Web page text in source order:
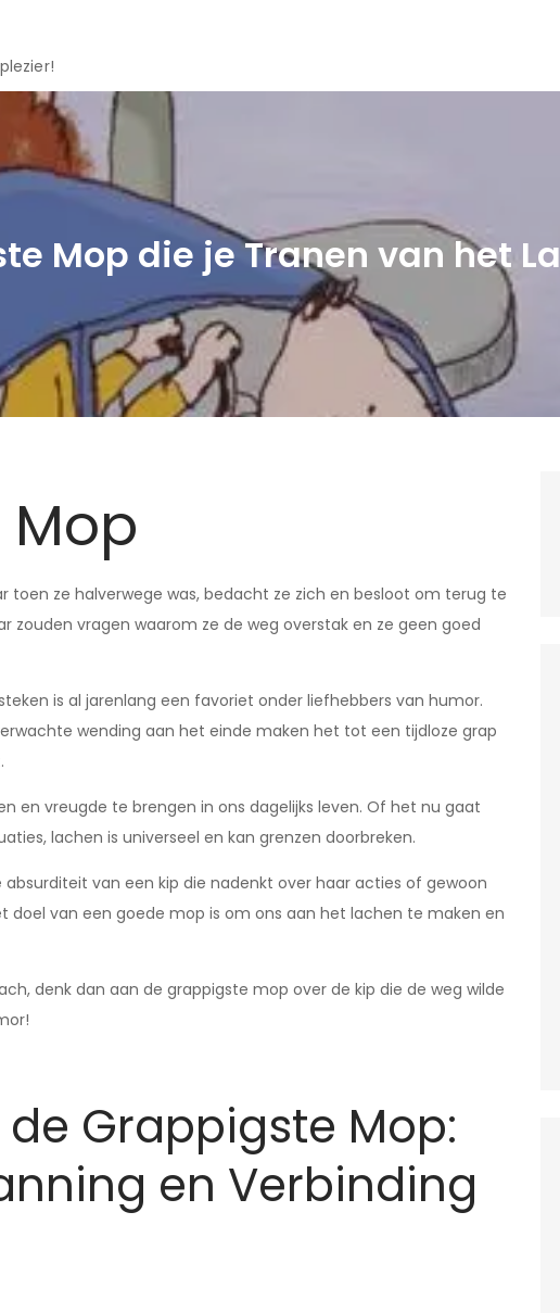
Mop die je Tranen van het
toen ze halverwege was, bedacht ze zich en besloot om terug te
zouden vragen waarom ze de weg overstak en ze geen goed
is al jarenlang een favoriet onder liefhebbers van humor.
wending aan het einde maken het tot een tijdloze grap
en vreugde te brengen in ons dagelijks leven. Of het nu gaat
lachen is universeel en kan grenzen doorbreken.
van een kip die nadenkt over haar acties of gewoon
doel van een goede mop is om ons aan het lachen te maken en
denk dan aan de grappigste mop over de kip die de weg wilde
Grappigste Mop:
en Verbinding